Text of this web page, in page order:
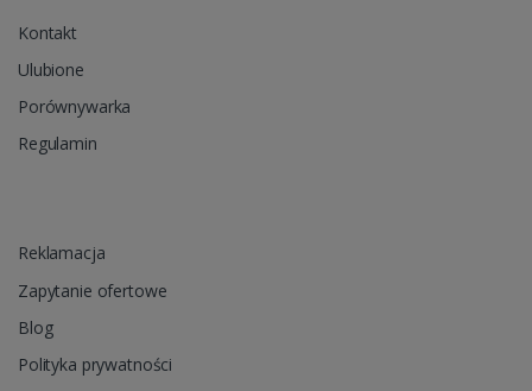
Kontakt
Ulubione
Porównywarka
Regulamin
Reklamacja
Zapytanie ofertowe
Blog
Polityka prywatności